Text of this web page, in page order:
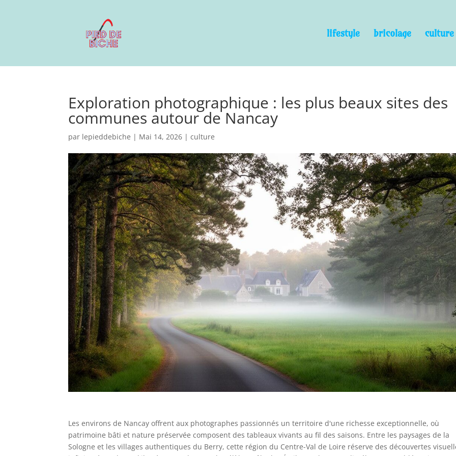
lifestyle bricolage culture
Exploration photographique : les plus beaux sites des
communes autour de Nancay
par lepieddebiche | Mai 14, 2026 |culture
Les environs de Nancay offrent aux photographes passionnés un territoire d'une richesse exceptionnelle, où
patrimoine bâti et nature préservée composent des tableaux vivants au fil des saisons. Entre les paysages de la
Sologne et les villages authentiques du Berry, cette région du Centre-Val de Loire réserve des découvertes